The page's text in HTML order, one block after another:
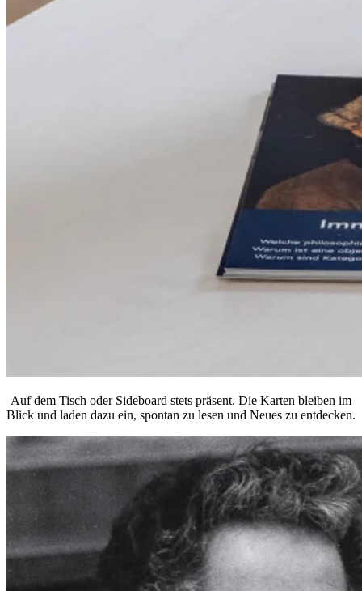
Auf dem Tisch oder Sideboard stets präsent. Die Karten bleiben im
Blick und laden dazu ein, spontan zu lesen und Neues zu entdecken.